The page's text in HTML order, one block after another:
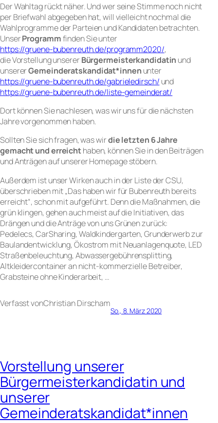
Der Wahltag rückt näher. Und wer seine Stimme noch nicht
per Briefwahl abgegeben hat, will vielleicht nochmal die
Wahlprogramme der Parteien und Kandidaten betrachten.
UnserProgrammfinden Sie unter
https://gruene-bubenreuth.de/programm2020/,
die Vorstellung unsererBürgermeisterkandidatinund
unsererGemeinderatskandidat*innenunter
https://gruene-bubenreuth.de/gabrieledirsch/ und
https://gruene-bubenreuth.de/liste-gemeinderat/
Dort können Sie nachlesen, was wir uns für die nächsten
Jahre vorgenommen haben.
Sollten Sie sich fragen, was wirdie letzten 6 Jahre
gemacht und erreichthaben, können Sie in den Beiträgen
und Anträgen auf unserer Homepage stöbern.
Außerdem ist unser Wirken auch in der Liste der CSU,
überschrieben mit „Das haben wir für Bubenreuth bereits
erreicht“, schon mit aufgeführt. Denn die Maßnahmen, die
grün klingen, gehen auch meist auf die Initiativen, das
Drängen und die Anträge von uns Grünen zurück:
Pedelecs, CarSharing, Waldkindergarten, Grunderwerb zur
Baulandentwicklung, Ökostrom mit Neuanlagenquote, LED
Straßenbeleuchtung, Abwassergebührensplitting,
Altkleidercontainer an nicht-kommerzielle Betreiber,
Grabsteine ohne Kinderarbeit, …
Verfasst vonChristian Dirscham
So., 8. März 2020
Vorstellung unserer
Bürgermeisterkandidatin und
unserer
Gemeinderatskandidat*innen